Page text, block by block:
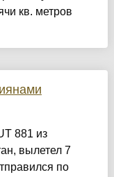
кв. метров
881 из
вылетел 7
по